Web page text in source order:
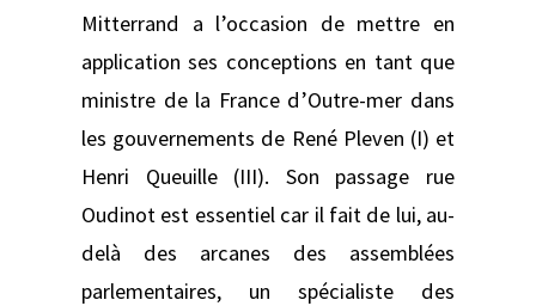
Mitterrand a l’occasion de mettre en
application ses conceptions en tant que
ministre de la France d’Outre-mer dans
les gouvernements de René Pleven (I) et
Henri Queuille (III). Son passage rue
Oudinot est essentiel car il fait de lui, au-
delà des arcanes des assemblées
parlementaires, un spécialiste des